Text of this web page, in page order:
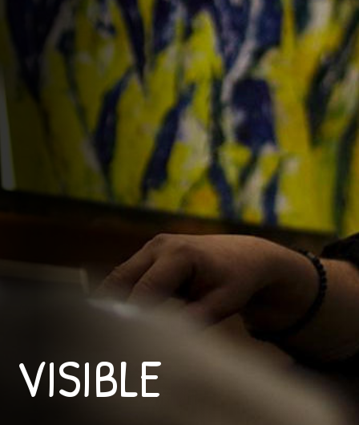
VISIBLE